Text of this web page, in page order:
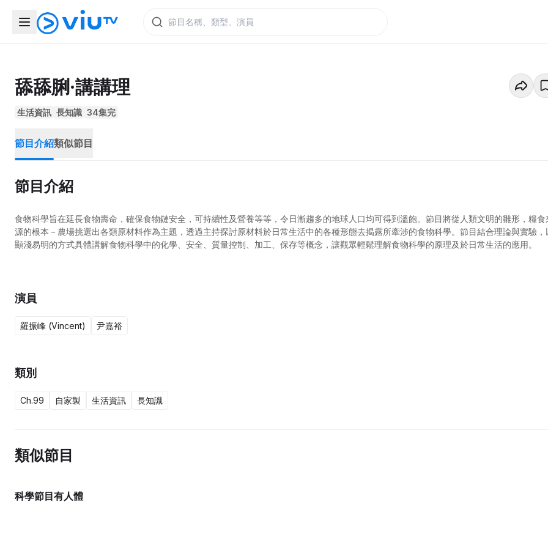
舔舔脷·講講理
生活資訊 長知識 34集完
節目介紹類似節目
節目介紹
食物科學旨在延長食物壽命，確保食物鏈安全，可持續性及營養等等，令日漸趨多的地球人口均可得到溫飽。節目將從人類文明的雛形，糧食
源的根本－農場挑選出各類原材料作為主題，透過主持探討原材料於日常生活中的各種形態去揭露所牽涉的食物科學。節目結合理論與實驗，
顯淺易明的方式具體講解食物科學中的化學、安全、質量控制、加工、保存等概念，讓觀眾輕鬆理解食物科學的原理及於日常生活的應用。
演員
羅振峰 (Vincent) 尹嘉裕
類別
Ch.99 自家製 生活資訊 長知識
類似節目
科學節目有人體